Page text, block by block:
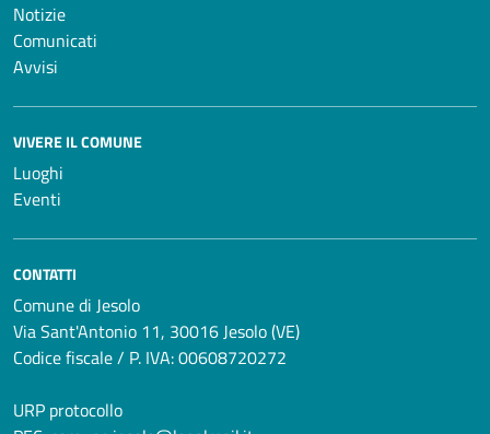
Notizie
Comunicati
Avvisi
VIVERE IL COMUNE
Luoghi
Eventi
CONTATTI
Comune di Jesolo
Via Sant'Antonio 11, 30016 Jesolo (VE)
Codice fiscale / P. IVA: 00608720272
URP protocollo